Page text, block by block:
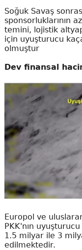
Soğuk Savaş
sponsorluklarının
temini, lojistik
için uyuşturucu
olmuştur
Dev finansal
Europol ve
PKK'nın
1.5 milyar ile 3
edilmektedir.